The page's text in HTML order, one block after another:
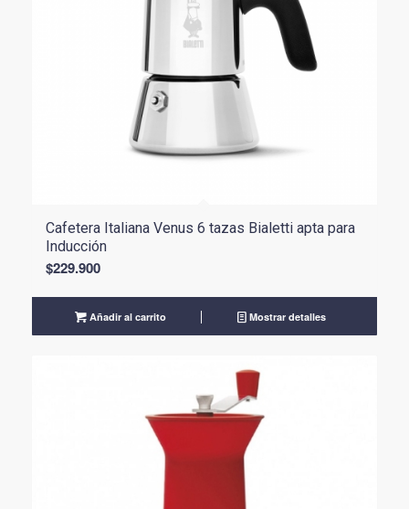
Cafetera Italiana Venus 6 tazas Bialetti apta para
Inducción
$229.900
Añadir al carrito Mostrar detalles